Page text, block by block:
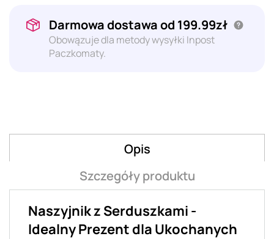
Darmowa dostawa od 199.99zł
Obowązuje dla metody wysyłki Inpost
Paczkomaty.
Opis
Szczegóły produktu
Naszyjnik z Serduszkami -
Idealny Prezent dla Ukochanych